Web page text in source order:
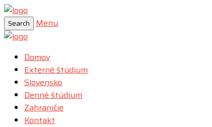
Search Menu
Domov
Externé štúdium
Slovensko
Denné štúdium
Zahraničie
Kontakt